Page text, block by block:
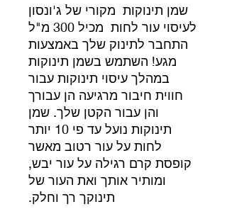
שמן תינוקות מקורי של ג'ונסון
לעיסוי עור לחות מכיל 300 מ"ל
התחבר לתינוק שלך באמצעות
מגע! השתמש בשמן תינוקות
במהלך עיסוי תינוקות עבור
חווית חיבור מרגיעה הן עבורך
והן עבור הקטן שלך. שמן
תינוקות נועל עד פי 10 יותר
לחות על עור רטוב מאשר
קופסת קרם רגילה על עור יבש,
ומותיר אותך ואת העור של
תינוקך רך וחלק.